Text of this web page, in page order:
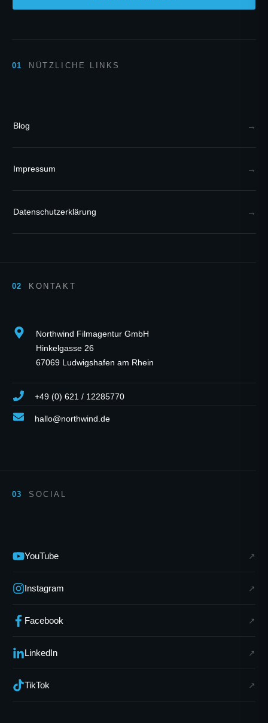
NÜTZLICHE LINKS
Blog
Impressum
Datenschutzerklärung
KONTAKT
Northwind Filmagentur GmbH
Hinkelgasse 26
67069 Ludwigshafen am Rhein
+49 (0) 621 / 12285770
hallo@northwind.de
SOCIAL